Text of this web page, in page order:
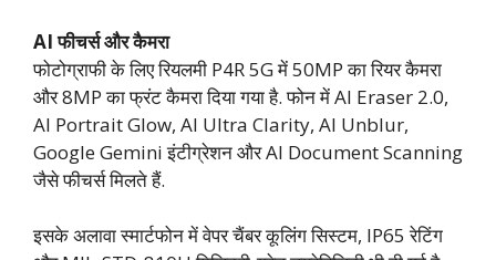
AI फीचर्स और कैमरा
फोटोग्राफी के लिए रियलमी P4R 5G में 50MP का रियर कैमरा
और 8MP का फ्रंट कैमरा दिया गया है. फोन में AI Eraser 2.0,
AI Portrait Glow, AI Ultra Clarity, AI Unblur,
Google Gemini इंटीग्रेशन और AI Document Scanning
जैसे फीचर्स मिलते हैं.
इसके अलावा स्मार्टफोन में वेपर चैंबर कूलिंग सिस्टम, IP65 रेटिंग